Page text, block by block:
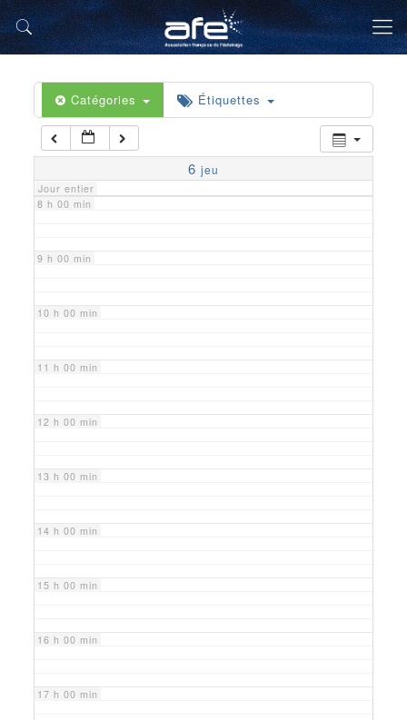
Catégories Étiquettes
6 jeu
Jour entier
5 h 00 min
6 h 00 min
7 h 00 min
8 h 00 min
9 h 00 min
10 h 00 min
11 h 00 min
12 h 00 min
13 h 00 min
14 h 00 min
15 h 00 min
16 h 00 min
17 h 00 min